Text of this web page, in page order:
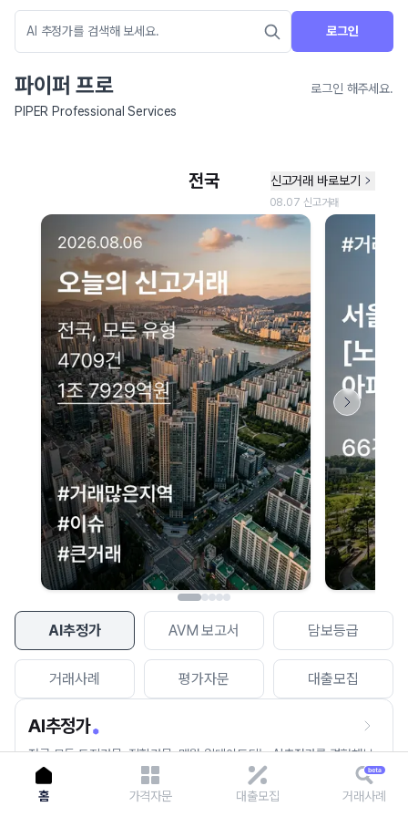
로그인
파이퍼 프로
로그인 해주세요.
PIPER Professional Services
AI추정가 AVM 보고서 담보등급
거래사례 평가자문 대출모집
AI추정가
전국 모든 토지건물, 집합건물, 매월 업데이트되는 AI추정가를 경험해보
세요.
네이버 지도 연결 안내
현재 네이버 지도 연결이 원활하지 않아 지도를 불러올 수 없습니다.
이용에 불편을 드려 죄송합니다.
다시 시도
홈 가격자문 대출모집 거래사례